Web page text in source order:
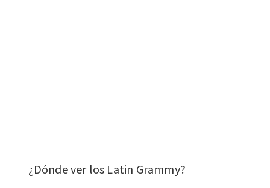
¿Dónde ver los Latin Grammy?